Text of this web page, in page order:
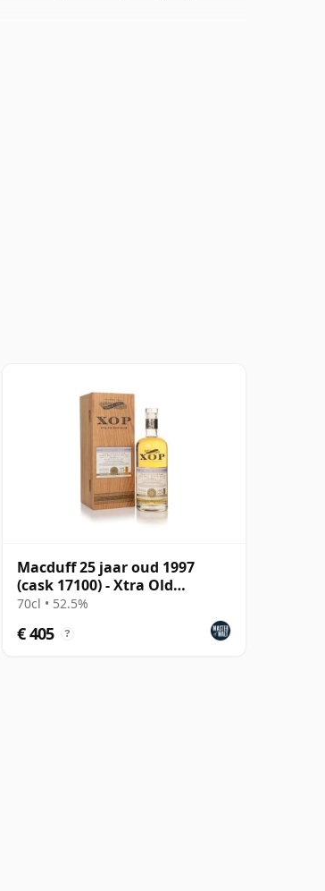
Macduff 25 jaar oud 1997
(cask 17100) - Xtra Old
Particular
70cl • 52.5%
€ 405 ?